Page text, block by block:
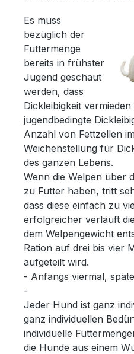
Es muss
bezüglich der
Futtermenge
bereits in frühster
Jugend geschaut
werden, dass
Dickleibigkeit
jugendbedingte
Anzahl von Fettzellen
Weichenstellung für
des ganzen Lebens.
Wenn die Welpen über
zu Futter haben, tritt
dass diese einfach zu
erfolgreicher verläuft
dem Welpengewicht
Ration auf drei bis vier
aufgeteilt wird.
- Anfangs viermal,
-
Jeder Hund ist ganz
ganz individuellen
individuelle
die Hunde aus einem